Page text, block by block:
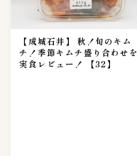
９００〜９９９円
キムチのレシピ 2
ピルクス＆酢漬け
【成城石井】 秋！旬のキム
チ！季節キムチ盛り合わせを
実食レビュー！ 【32】